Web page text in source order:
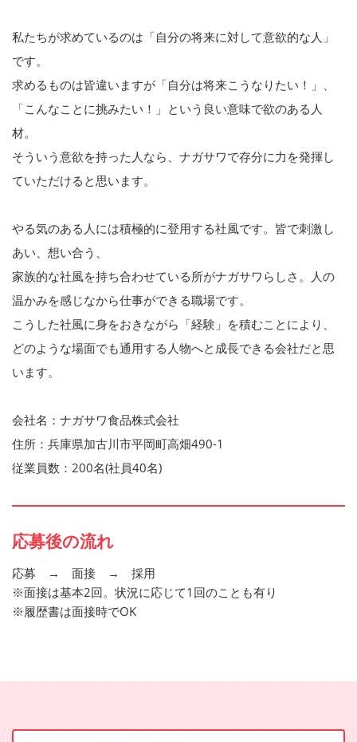
私たちが求めているのは「自分の将来に対して意欲的な人」
です。
求めるものは皆違いますが「自分は将来こうなりたい！」、
「こんなことに挑みたい！」という良い意味で欲のある人
材。
そういう意欲を持った人なら、ナガサワで存分に力を発揮し
ていただけると思います。
やる気のある人には積極的に登用する社風です。皆で刺激し
あい、想い合う、
家族的な社風を持ち合わせている所がナガサワらしさ。人の
温かみを感じなから仕事ができる職場です。
こうした社風に身をおきながら「経験」を積むことにより、
どのような場面でも通用する人物へと成長できる会社だと思
います。
会社名：ナガサワ食品株式会社
住所：兵庫県加古川市平岡町高畑490-1
従業員数：200名(社員40名)
応募後の流れ
応募 → 面接 → 採用
※面接は基本2回。状況に応じて1回のことも有り
※履歴書は面接時でOK